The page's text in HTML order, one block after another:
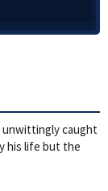
unwittingly caught
his life but the